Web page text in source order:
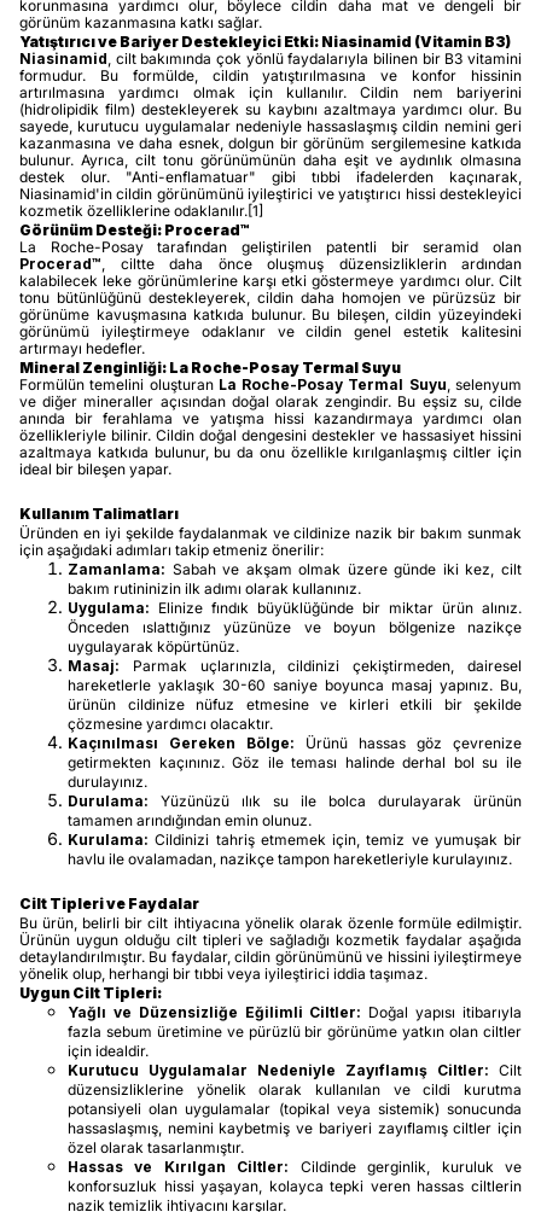
korunmasına yardımcı olur, böylece cildin daha mat ve dengeli bir
görünüm kazanmasına katkı sağlar.
Yatıştırıcı ve Bariyer Destekleyici Etki: Niasinamid (Vitamin B3)
Niasinamid , cilt bakımında çok yönlü faydalarıyla bilinen bir B3 vitamini
formudur. Bu formülde, cildin yatıştırılmasına ve konfor hissinin
artırılmasına yardımcı olmak için kullanılır. Cildin nem bariyerini
(hidrolipidik film) destekleyerek su kaybını azaltmaya yardımcı olur. Bu
sayede, kurutucu uygulamalar nedeniyle hassaslaşmış cildin nemini geri
kazanmasına ve daha esnek, dolgun bir görünüm sergilemesine katkıda
bulunur. Ayrıca, cilt tonu görünümünün daha eşit ve aydınlık olmasına
destek olur. "Anti-enflamatuar" gibi tıbbi ifadelerden kaçınarak,
Niasinamid'in cildin görünümünü iyileştirici ve yatıştırıcı hissi destekleyici
kozmetik özelliklerine odaklanılır.[1]
Görünüm Desteği: Procerad™
La Roche-Posay tarafından geliştirilen patentli bir seramid olan
Procerad™ , ciltte daha önce oluşmuş düzensizliklerin ardından
kalabilecek leke görünümlerine karşı etki göstermeye yardımcı olur. Cilt
tonu bütünlüğünü destekleyerek, cildin daha homojen ve pürüzsüz bir
görünüme kavuşmasına katkıda bulunur. Bu bileşen, cildin yüzeyindeki
görünümü iyileştirmeye odaklanır ve cildin genel estetik kalitesini
artırmayı hedefler.
Mineral Zenginliği: La Roche-Posay Termal Suyu
Formülün temelini oluşturan La Roche-Posay Termal Suyu , selenyum
ve diğer mineraller açısından doğal olarak zengindir. Bu eşsiz su, cilde
anında bir ferahlama ve yatışma hissi kazandırmaya yardımcı olan
özellikleriyle bilinir. Cildin doğal dengesini destekler ve hassasiyet hissini
azaltmaya katkıda bulunur, bu da onu özellikle kırılganlaşmış ciltler için
ideal bir bileşen yapar.
Kullanım Talimatları
Üründen en iyi şekilde faydalanmak ve cildinize nazik bir bakım sunmak
için aşağıdaki adımları takip etmeniz önerilir:
Zamanlama: Sabah ve akşam olmak üzere günde iki kez, cilt
bakım rutininizin ilk adımı olarak kullanınız.
Uygulama: Elinize fındık büyüklüğünde bir miktar ürün alınız.
Önceden ıslattığınız yüzünüze ve boyun bölgenize nazikçe
uygulayarak köpürtünüz.
Masaj: Parmak uçlarınızla, cildinizi çekiştirmeden, dairesel
hareketlerle yaklaşık 30-60 saniye boyunca masaj yapınız. Bu,
ürünün cildinize nüfuz etmesine ve kirleri etkili bir şekilde
çözmesine yardımcı olacaktır.
Kaçınılması Gereken Bölge: Ürünü hassas göz çevrenize
getirmekten kaçınınız. Göz ile teması halinde derhal bol su ile
durulayınız.
Durulama: Yüzünüzü ılık su ile bolca durulayarak ürünün
tamamen arındığından emin olunuz.
Kurulama: Cildinizi tahriş etmemek için, temiz ve yumuşak bir
havlu ile ovalamadan, nazikçe tampon hareketleriyle kurulayınız.
Cilt Tipleri ve Faydalar
Bu ürün, belirli bir cilt ihtiyacına yönelik olarak özenle formüle edilmiştir.
Ürünün uygun olduğu cilt tipleri ve sağladığı kozmetik faydalar aşağıda
detaylandırılmıştır. Bu faydalar, cildin görünümünü ve hissini iyileştirmeye
yönelik olup, herhangi bir tıbbi veya iyileştirici iddia taşımaz.
Uygun Cilt Tipleri:
Yağlı ve Düzensizliğe Eğilimli Ciltler: Doğal yapısı itibarıyla
fazla sebum üretimine ve pürüzlü bir görünüme yatkın olan ciltler
için idealdir.
Kurutucu Uygulamalar Nedeniyle Zayıflamış Ciltler: Cilt
düzensizliklerine yönelik olarak kullanılan ve cildi kurutma
potansiyeli olan uygulamalar (topikal veya sistemik) sonucunda
hassaslaşmış, nemini kaybetmiş ve bariyeri zayıflamış ciltler için
özel olarak tasarlanmıştır.
Hassas ve Kırılgan Ciltler: Cildinde gerginlik, kuruluk ve
konforsuzluk hissi yaşayan, kolayca tepki veren hassas ciltlerin
nazik temizlik ihtiyacını karşılar.